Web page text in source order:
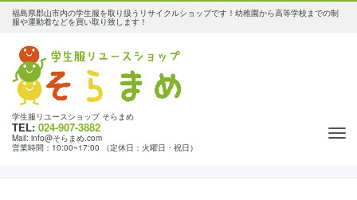
福島県郡山市内の学生服を取り扱うリサイクルショップです！幼稚園から高等学校までの制
服や運動着などを買い取り致します！
学生服リユースショップ そらまめ
TEL: 024-907-3882
Mail: info@そらまめ.com
営業時間：10:00~17:00 （定休日：火曜日・祝日）